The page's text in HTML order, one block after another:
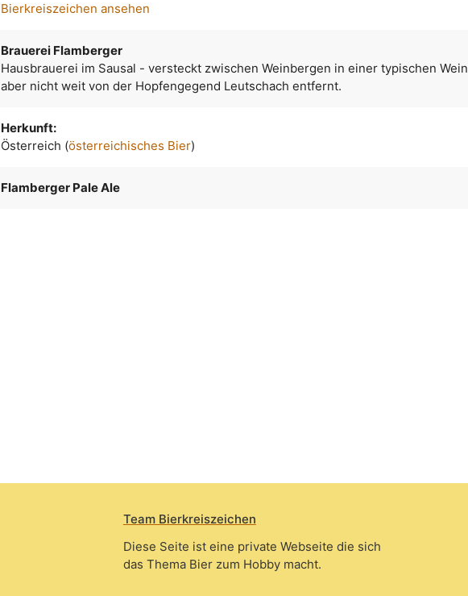
Bierkreiszeichen ansehen
Brauerei Flamberger
Hausbrauerei im Sausal - versteckt zwischen Weinbergen in einer typischen
aber nicht weit von der Hopfengegend Leutschach entfernt.
Herkunft:
Österreich (österreichisches Bier)
Flamberger Pale Ale
Team Bierkreiszeichen
Diese Seite ist eine private Webseite die sich
das Thema Bier zum Hobby macht.